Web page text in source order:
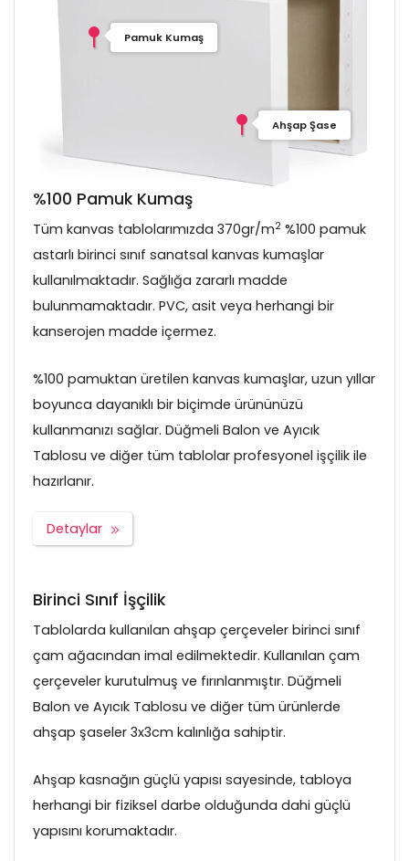
Pamuk Kumaş
Ahşap Şase
%100 Pamuk Kumaş
Tüm kanvas tablolarımızda 370gr/m2 %100 pamuk
astarlı birinci sınıf sanatsal kanvas kumaşlar
kullanılmaktadır. Sağlığa zararlı madde
bulunmamaktadır. PVC, asit veya herhangi bir
kanserojen madde içermez.
%100 pamuktan üretilen kanvas kumaşlar, uzun yıllar
boyunca dayanıklı bir biçimde ürününüzü
kullanmanızı sağlar. Düğmeli Balon ve Ayıcık
Tablosu ve diğer tüm tablolar profesyonel işçilik ile
hazırlanır.
Detaylar
Birinci Sınıf İşçilik
Tablolarda kullanılan ahşap çerçeveler birinci sınıf
çam ağacından imal edilmektedir. Kullanılan çam
çerçeveler kurutulmuş ve fırınlanmıştır. Düğmeli
Balon ve Ayıcık Tablosu ve diğer tüm ürünlerde
ahşap şaseler 3x3cm kalınlığa sahiptir.
Ahşap kasnağın güçlü yapısı sayesinde, tabloya
herhangi bir fiziksel darbe olduğunda dahi güçlü
yapısını korumaktadır.